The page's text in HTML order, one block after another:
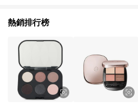
熱銷排行榜